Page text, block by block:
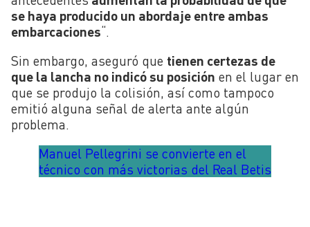
se haya producido un abordaje entre ambas
embarcaciones“.
Sin embargo, aseguró que tienen certezas de
que la lancha no indicó su posición en el lugar en
que se produjo la colisión, así como tampoco
emitió alguna señal de alerta ante algún
problema.
Manuel Pellegrini se convierte en el
técnico con más victorias del Real Betis